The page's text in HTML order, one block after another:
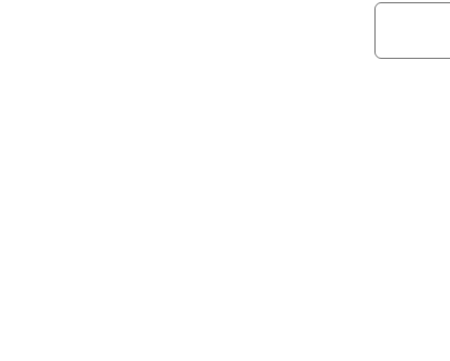
が放送。ABEMA・瀧山あかね
抜群のスタイルと愛嬌で、